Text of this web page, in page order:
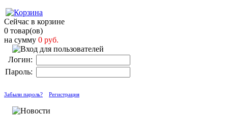
Сейчас в корзине
0 товар(ов)
на сумму 0 руб.
Логин:
Пароль:
Забыли пароль? Регистрация